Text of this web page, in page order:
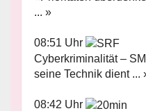
... »
08:51 Uhr
Cyberkriminalität –
seine Technik dient ...
08:42 Uhr